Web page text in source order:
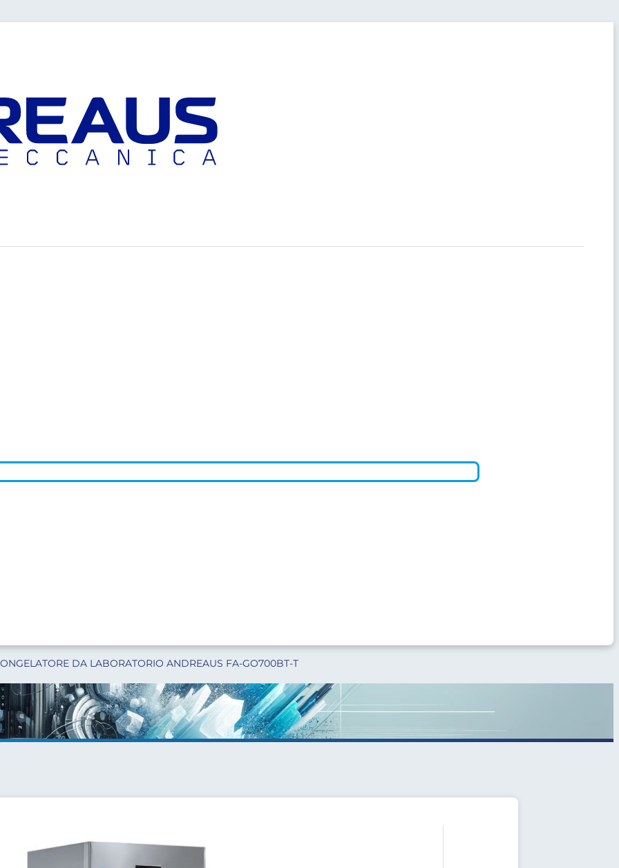
DA LABORATORIO ANDREAUS FA-GO700BT-T